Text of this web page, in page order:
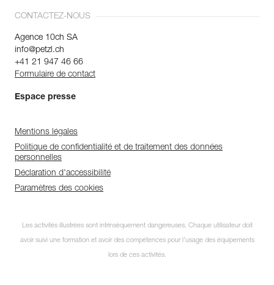
CONTACTEZ-NOUS
Agence 10ch SA
info@petzl.ch
+41 21 947 46 66
Formulaire de contact
Espace presse
Mentions légales
Politique de confidentialité et de traitement des données
personnelles
Déclaration d'accessibilité
Paramètres des cookies
Les activités illustrées sont intrinsèquement dangereuses. Chaque utilisateur doit
avoir suivi une formation et avoir des compétences pour l’usage des équipements
lors de ces activités.